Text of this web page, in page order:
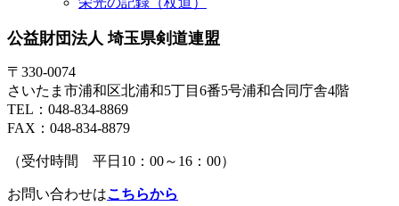
公益財団法人 埼玉県剣道連盟
〒330-0074
さいたま市浦和区北浦和5丁目6番5号浦和合同庁舎4階
TEL：048-834-8869
FAX：048-834-8879
（受付時間 平日10：00～16：00）
お問い合わせはこちらから